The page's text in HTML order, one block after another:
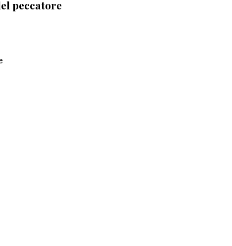
peccatore